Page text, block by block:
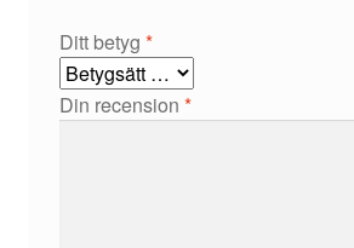
Ditt betyg *
Din recension *